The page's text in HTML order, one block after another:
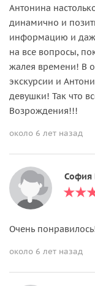
Антонина
динамично и
информацию и
на все вопросы,
жалея времени! В
экскурсии и
девушки! Так что
Возрождения!!!
около 6 лет назад
София
Очень
около 6 лет назад